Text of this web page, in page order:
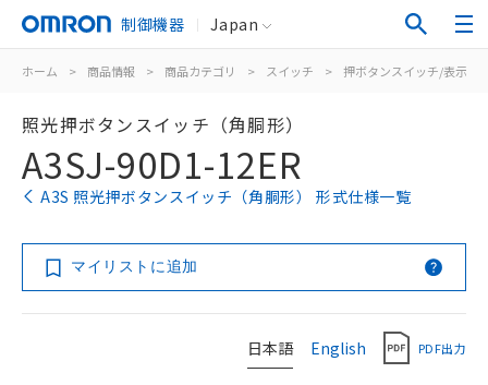
制御機器 Japan
ホーム > 商品情報 > 商品カテゴリ > スイッチ > 押ボタンスイッチ/表示灯
照光押ボタンスイッチ（角胴形）
A3SJ-90D1-12ER
A3S 照光押ボタンスイッチ（角胴形） 形式仕様一覧
マイリストに追加
日本語 English PDF出力